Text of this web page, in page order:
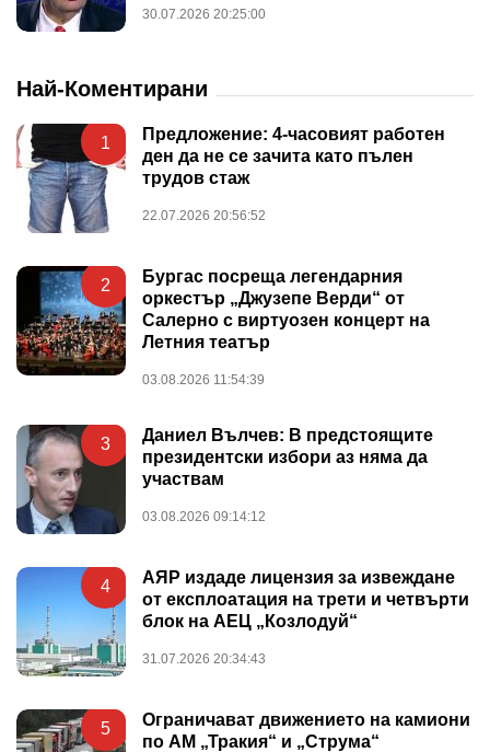
30.07.2026 20:25:00
Най-Коментирани
1
Предложение: 4-часовият работен
ден да не се зачита като пълен
трудов стаж
22.07.2026 20:56:52
2
Бургас посреща легендарния
оркестър „Джузепе Верди“ от
Салерно с виртуозен концерт на
Летния театър
03.08.2026 11:54:39
3
Даниел Вълчев: В предстоящите
президентски избори аз няма да
участвам
03.08.2026 09:14:12
4
АЯР издаде лицензия за извеждане
от експлоатация на трети и четвърти
блок на АЕЦ „Козлодуй“
31.07.2026 20:34:43
5
Ограничават движението на камиони
по АМ „Тракия“ и „Струма“